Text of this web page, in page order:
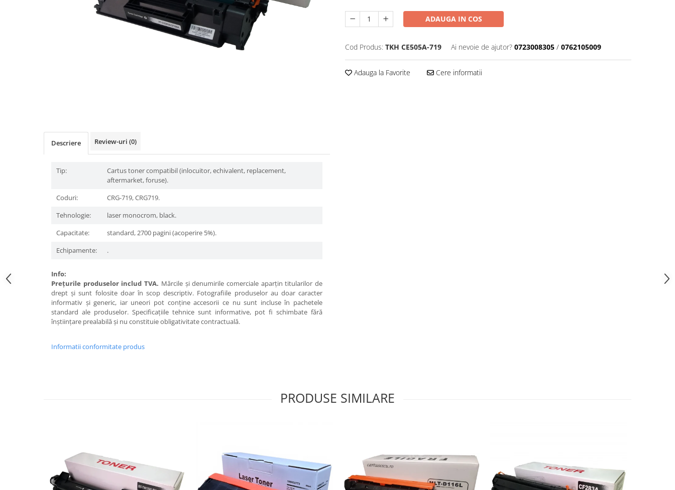
ADAUGA IN COS
Cod Produs: TKH CE505A-719 Ai nevoie de ajutor? 0723008305 / 0762105009
Adauga la Favorite Cere informatii
Descriere Review-uri (0)
Tip:
Cartus toner compatibil (inlocuitor, echivalent, replacement,
aftermarket, foruse).
Coduri:
CRG-719, CRG719.
Tehnologie:
laser monocrom, black.
Capacitate:
standard, 2700 pagini (acoperire 5%).
Echipamente:
.
Info:
Preţurile produselor includ TVA. Mărcile şi denumirile comerciale aparţin titularilor de
drept şi sunt folosite doar în scop descriptiv. Fotografiile produselor au doar caracter
informativ şi generic, iar uneori pot conţine accesorii ce nu sunt incluse în pachetele
standard ale produselor. Specificaţiile tehnice sunt informative, pot fi schimbate fără
înştiinţare prealabilă şi nu constituie obligativitate contractuală.
Informatii conformitate produs
PRODUSE SIMILARE